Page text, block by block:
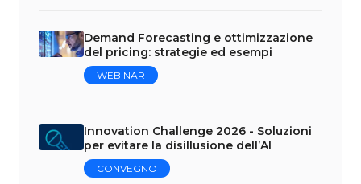
Demand Forecasting e ottimizzazione
del pricing: strategie ed esempi
WEBINAR
Innovation Challenge 2026 - Soluzioni
per evitare la disillusione dell’AI
CONVEGNO